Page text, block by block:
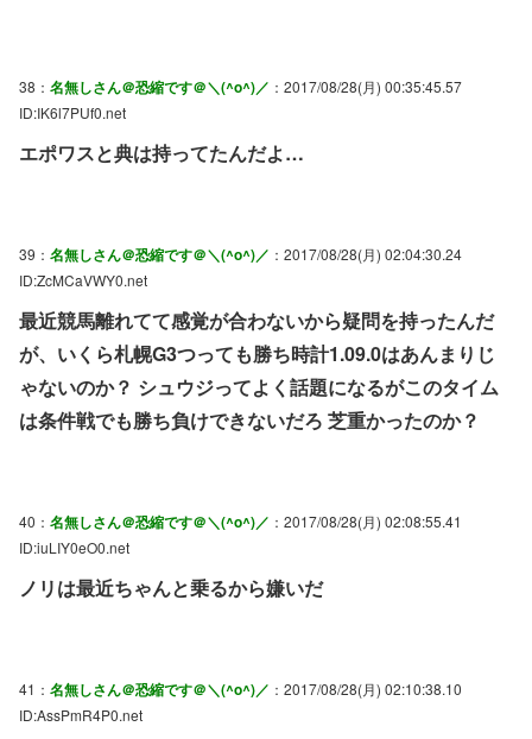
38： 名無しさん＠恐縮です＠＼(^o^)／ ：2017/08/28(月) 00:35:45.57
ID:IK6l7PUf0.net
エポワスと典は持ってたんだよ…
39： 名無しさん＠恐縮です＠＼(^o^)／ ：2017/08/28(月) 02:04:30.24
ID:ZcMCaVWY0.net
最近競馬離れてて感覚が合わないから疑問を持ったんだ
が、いくら札幌G3つっても勝ち時計1.09.0はあんまりじ
ゃないのか？ シュウジってよく話題になるがこのタイム
は条件戦でも勝ち負けできないだろ 芝重かったのか？
40： 名無しさん＠恐縮です＠＼(^o^)／ ：2017/08/28(月) 02:08:55.41
ID:iuLIY0eO0.net
ノリは最近ちゃんと乗るから嫌いだ
41： 名無しさん＠恐縮です＠＼(^o^)／ ：2017/08/28(月) 02:10:38.10
ID:AssPmR4P0.net